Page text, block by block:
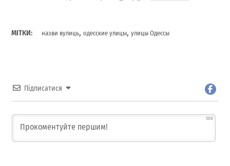
МІТКИ: назви вулиць,одесские улицы,улицы Одессы
Підписатися
500